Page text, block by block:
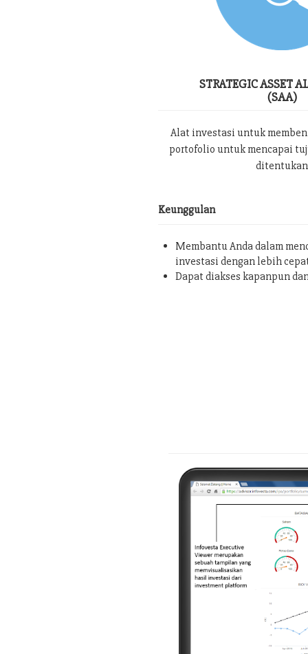
STRATEGIC ASSET
(SAA)
Alat investasi untuk
portofolio untuk mencapai
ditentukan
Keunggulan
Membantu Anda dalam
investasi dengan lebih
Dapat diakses kapanpun